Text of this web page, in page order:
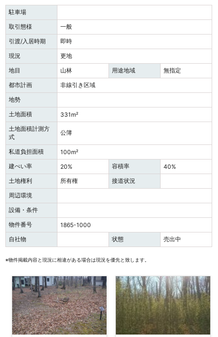
駐車場
取引態様
一般
引渡/入居時期
即時
現況
更地
地目
山林 用途地域
無指定
都市計画
非線引き区域
地勢
土地面積
331m²
土地面積計測方
式
公簿
私道負担面積
100m²
建ぺい率
20% 容積率
40%
土地権利
所有権
接道状況
周辺環境
設備・条件
物件番号
1865-1000
自社物
状態 売出中
※物件掲載内容と現況に相違がある場合は現況を優先と致します。